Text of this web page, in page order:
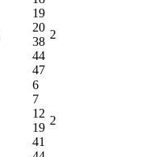
19
20
38
44
47
2
6
7
12
19
41
2